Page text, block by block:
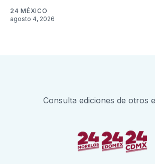
24 MÉXICO
agosto 4, 2026
Consulta ediciones de otros